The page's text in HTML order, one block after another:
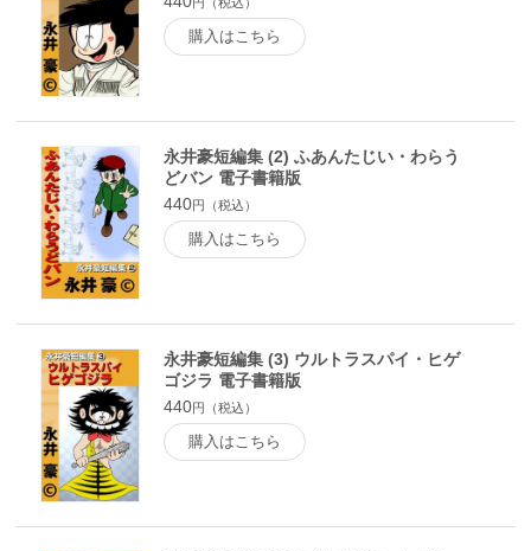
購入はこちら
永井豪短編集 (2) ふあんたじい・わらう
どバン 電子書籍版
440円（税込）
購入はこちら
永井豪短編集 (3) ウルトラスパイ・ヒゲ
ゴジラ 電子書籍版
440円（税込）
購入はこちら